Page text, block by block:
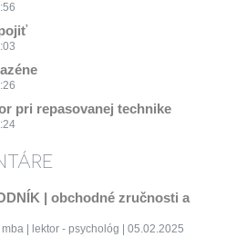
pri repasovanej technike
| obchodné zručnosti a
| lektor - psychológ | 05.02.2025